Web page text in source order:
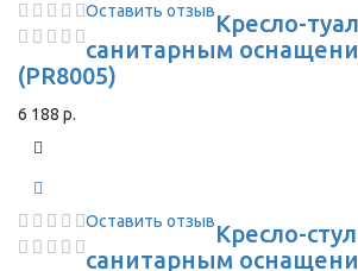
Оставить отзывКресло-
санитарным
(PR8005)
6 188 р.
Оставить отзывКресло-
санитарным